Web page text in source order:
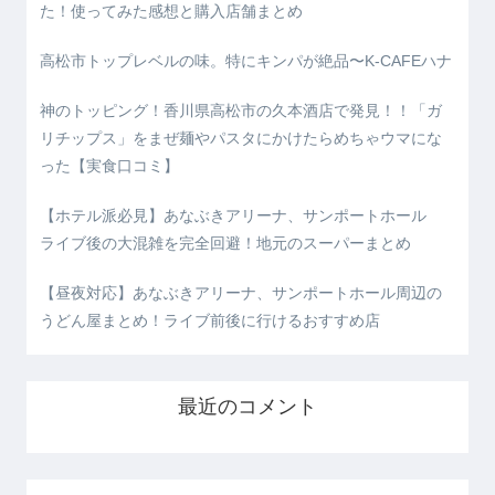
た！使ってみた感想と購入店舗まとめ
高松市トップレベルの味。特にキンパが絶品〜K-CAFEハナ
神のトッピング！香川県高松市の久本酒店で発見！！「ガ
リチップス」をまぜ麺やパスタにかけたらめちゃウマにな
った【実食口コミ】
【ホテル派必見】あなぶきアリーナ、サンポートホール
ライブ後の大混雑を完全回避！地元のスーパーまとめ
【昼夜対応】あなぶきアリーナ、サンポートホール周辺の
うどん屋まとめ！ライブ前後に行けるおすすめ店
最近のコメント